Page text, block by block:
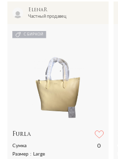
ElenaR
Частный продавец
С БИРКОЙ
Furla
0
Сумка
Размер : Large